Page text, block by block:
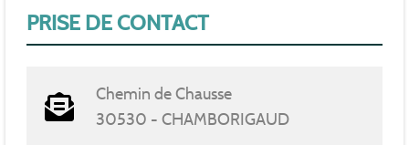
PRISE DE CONTACT
Chemin de Chausse
30530 - CHAMBORIGAUD